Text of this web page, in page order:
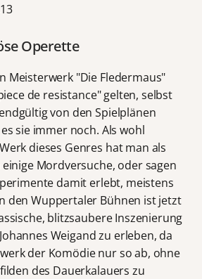
Operette
Meisterwerk "Die Fledermaus"
de resistance" gelten, selbst
von den Spielplänen
sie immer noch. Als wohl
dieses Genres hat man als
Mordversuche, oder sagen
damit erlebt, meistens
den Wuppertaler Bühnen ist jetzt
blitzsaubere Inszenierung
Weigand zu erleben, da
der Komödie nur so ab, ohne
des Dauerkalauers zu